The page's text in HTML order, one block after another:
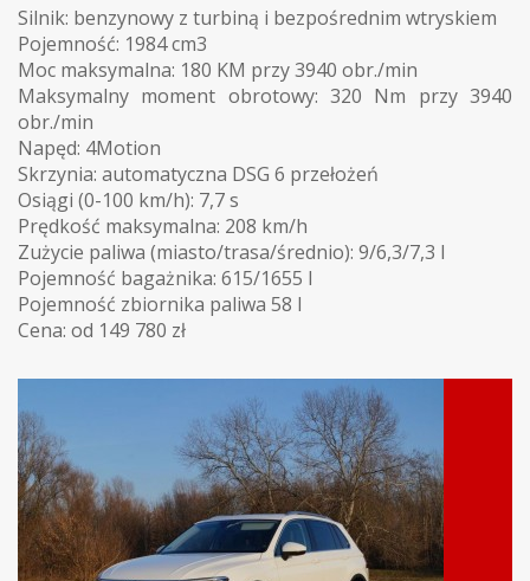
Silnik: benzynowy z turbiną i bezpośrednim wtryskiem
Pojemność: 1984 cm3
Moc maksymalna: 180 KM przy 3940 obr./min
Maksymalny moment obrotowy: 320 Nm przy 3940
obr./min
Napęd: 4Motion
Skrzynia: automatyczna DSG 6 przełożeń
Osiągi (0-100 km/h): 7,7 s
Prędkość maksymalna: 208 km/h
Zużycie paliwa (miasto/trasa/średnio): 9/6,3/7,3 l
Pojemność bagażnika: 615/1655 l
Pojemność zbiornika paliwa 58 l
Cena: od 149 780 zł